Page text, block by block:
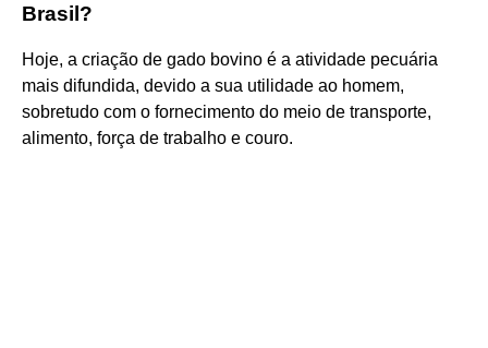
Brasil?
Hoje, a criação de gado bovino é a atividade pecuária
mais difundida, devido a sua utilidade ao homem,
sobretudo com o fornecimento do meio de transporte,
alimento, força de trabalho e couro.